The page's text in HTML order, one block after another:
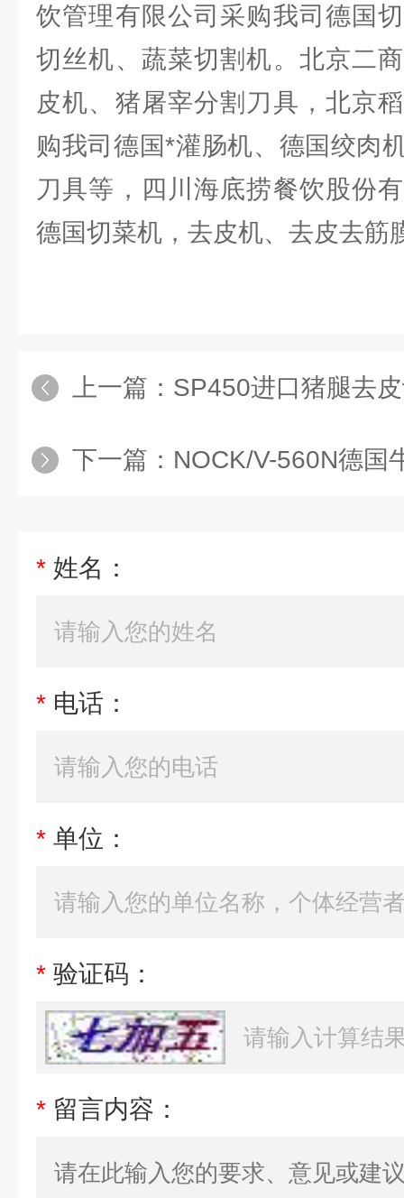
饮管理有限公司采购我司德国
切丝机、蔬菜切割机。北京二
皮机、猪屠宰分割刀具，北京
购我司德国*灌肠机、德国绞肉
刀具等，四川海底捞餐饮股份
德国切菜机，去皮机、去皮去筋
上一篇： SP450进口猪腿去
下一篇： NOCK/V-560N德国
* 姓名：
* 电话：
* 单位：
* 验证码：
* 留言内容：